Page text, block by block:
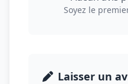
Soyez le
Laisser un